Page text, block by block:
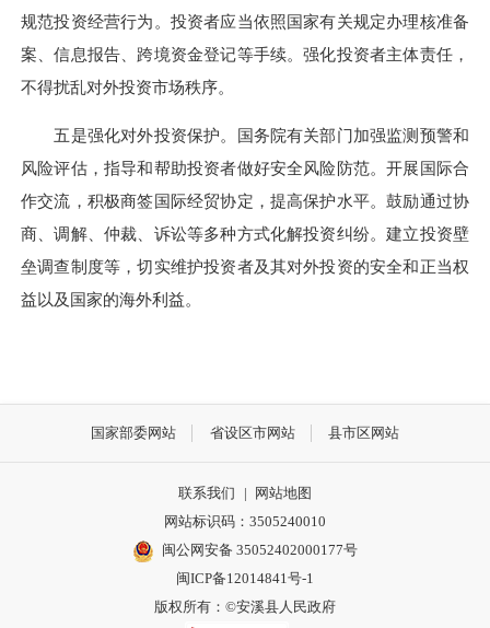
规范投资经营行为。投资者应当依照国家有关规定办理核准备
案、信息报告、跨境资金登记等手续。强化投资者主体责任，
不得扰乱对外投资市场秩序。
五是强化对外投资保护。国务院有关部门加强监测预警和
风险评估，指导和帮助投资者做好安全风险防范。开展国际合
作交流，积极商签国际经贸协定，提高保护水平。鼓励通过协
商、调解、仲裁、诉讼等多种方式化解投资纠纷。建立投资壁
垒调查制度等，切实维护投资者及其对外投资的安全和正当权
益以及国家的海外利益。
国家部委网站 省设区市网站 县市区网站
联系我们 |
网站地图
网站标识码：3505240010
闽公网安备 35052402000177号
闽ICP备12014841号-1
版权所有：©安溪县人民政府